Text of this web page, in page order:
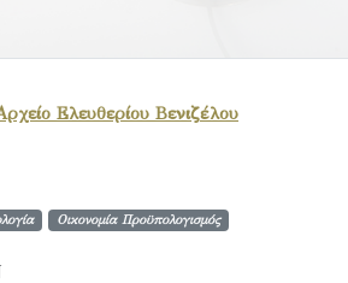
Ελευθερίου Βενιζέλου
Οικονομία Προϋπολογισμός